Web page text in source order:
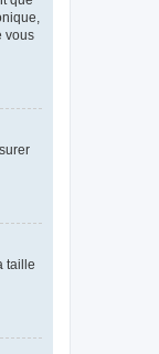
vous
taille